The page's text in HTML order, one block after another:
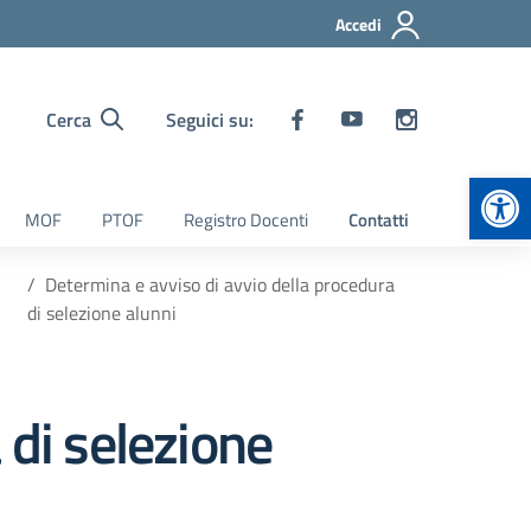
Accedi
Cerca Seguici su:
MOF PTOF Registro Docenti Contatti
Determina e avviso di avvio della procedura
di selezione alunni
selezione